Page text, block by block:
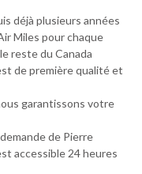
déjà plusieurs années
Miles pour chaque
reste du Canada
de première qualité et
garantissons votre
de Pierre
accessible 24 heures